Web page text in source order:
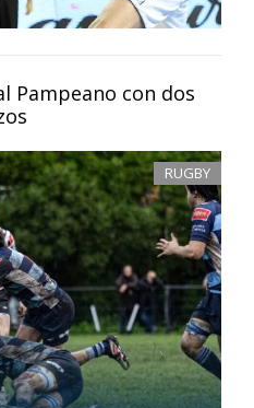
Pampeano con dos
RUGBY